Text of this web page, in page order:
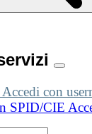
Accedi con
SPID/CIE